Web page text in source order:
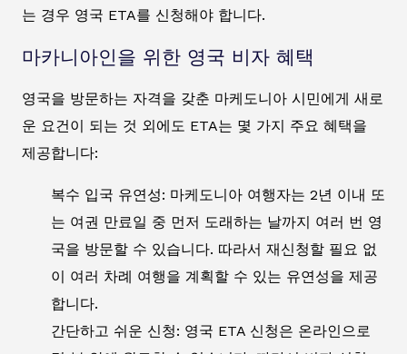
는 경우 영국 ETA를 신청해야 합니다.
마카니아인을 위한 영국 비자 혜택
영국을 방문하는 자격을 갖춘 마케도니아 시민에게 새로
운 요건이 되는 것 외에도 ETA는 몇 가지 주요 혜택을
제공합니다:
복수 입국 유연성: 마케도니아 여행자는 2년 이내 또
는 여권 만료일 중 먼저 도래하는 날까지 여러 번 영
국을 방문할 수 있습니다. 따라서 재신청할 필요 없
이 여러 차례 여행을 계획할 수 있는 유연성을 제공
합니다.
간단하고 쉬운 신청: 영국 ETA 신청은 온라인으로